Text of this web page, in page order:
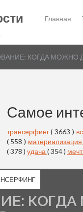
Главная
КОГДА МОЖНО
Самое
трансерфинг( 3663 )
( 558 )
( 378 ) удача ( 354 )